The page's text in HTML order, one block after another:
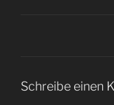
Schreibe einen